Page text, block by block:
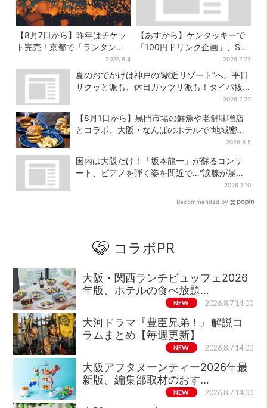
【8月7日から】昨年はチケッ
ト完売！京都で「ランタンフ
ェス」、最大3500の光が夜空
に…会場には縁日も
2026.8.4
【あすから】ケンタッキーで
「100円ドリンク企画」、S・
M・Lの全サイズ対象！最大
240円お得に
2026.7.27
夏のおでかけは神戸の”駅近リゾート”へ。平日
サクッと派も、休日ガッツリ派も！タイパ抜
2026.7.22
【8月1日から】黒門市場の鮮魚や老舗味噌店
とコラボ、大阪・なんばのホテルで“地域密
2026.8.5
国内は大阪だけ！「坂本龍一」が蘇るコンサ
ート、ピアノを弾く姿を間近で…“涙腺が崩
2026.7.10
Recommended by
コラボPR
大阪・関西ランチビュッフェ2026
年版、ホテルの食べ放題…
NEW 2026.8.7 14:00
大河ドラマ『豊臣兄弟！』解説コ
ラムまとめ【毎週更新】
NEW 2026.8.7 14:00
大阪アフタヌーンティー2026年最
新版、編集部取材のおす…
NEW 2026.8.7 14:00